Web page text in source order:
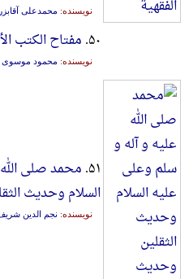
نویسنده: محمدعلی
۵۰. مفتاح الکتب
نویسنده: محمود موسوی
۵۱. محمد صلی
السلام وحدیث
نویسنده: نجم الدین